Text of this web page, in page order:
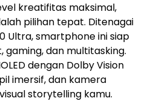
kreatifitas maksimal,
pilihan tepat. Ditenagai
Ultra, smartphone ini siap
dan multitasking.
dengan Dolby Vision
imersif, dan kamera
storytelling kamu.